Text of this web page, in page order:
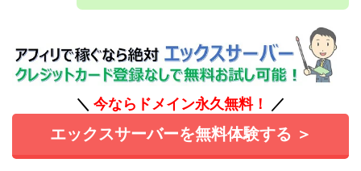
＼ 今ならドメイン永久無料！ ／
エックスサーバーを無料体験する ＞